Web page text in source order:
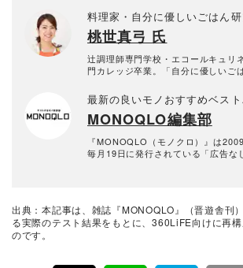
もある本格派。その後、イタリアン
て料理研究家に転身し、世界の料理
に料理を考え、狙った通りの料理を
に。2010年よりキッチンまわり評論
50品の食品や調味料を実食検証する
調理器具・家電も含め、日本一「食
・「ラヴィット！」(TBS)などメディ
料理家・自分に優しいごはん
桃世真弓 氏
辻調理師専門学校・エコールキュリ
門カレッジ卒業。「自分に優しいご
どほどに丁寧な暮らし」を軸として
なくおいしい、毎日食べたい家庭料
雑誌・テレビ出演のほか、様々な商
提供するなど、幅広く活躍中。
最新の良いモノおすすめベスト
MONOQLO編集部
『MONOQLO（モノクロ）』は
毎月19日に発行されている「広告な
に良いモノ」だけを厳選して紹介。
中心に、11名以上の編集体制で日々
出典：本記事は、雑誌『MONOQLO』（晋遊舎刊
る実際のテスト結果をもとに、360LiFE向けに再
のです。